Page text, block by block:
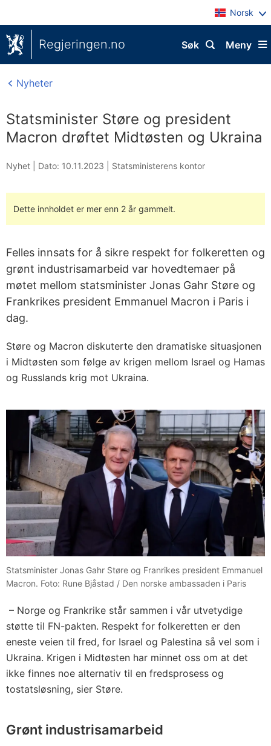
Norsk
Regjeringen.no Meny
Søk
Nyheter
Statsminister Støre og president
Macron drøftet Midtøsten og Ukraina
Nyhet | Dato: 10.11.2023 Statsministerens kontor
Dette innholdet er mer enn 2 år gammelt.
Felles innsats for å sikre respekt for folkeretten og
grønt industrisamarbeid var hovedtemaer på
møtet mellom statsminister Jonas Gahr Støre og
Frankrikes president Emmanuel Macron i Paris i
dag.
Støre og Macron diskuterte den dramatiske situasjonen
i Midtøsten som følge av krigen mellom Israel og Hamas
og Russlands krig mot Ukraina.
Statsminister Jonas Gahr Støre og Franrikes president Emmanuel
Macron. Foto: Rune Bjåstad / Den norske ambassaden i Paris
– Norge og Frankrike står sammen i vår utvetydige
støtte til FN-pakten. Respekt for folkeretten er den
eneste veien til fred, for Israel og Palestina så vel som i
Ukraina. Krigen i Midtøsten har minnet oss om at det
ikke finnes noe alternativ til en fredsprosess og
tostatsløsning, sier Støre.
Grønt industrisamarbeid